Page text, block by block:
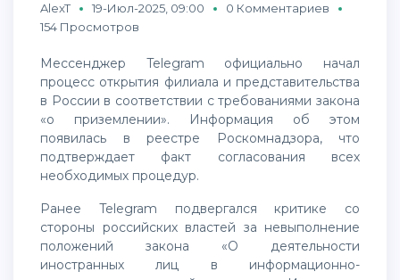
AlexT 19-Июл-2025, 09:00
0 Комментариев
154 Просмотров
Мессенджер Telegram официально начал
процесс открытия филиала и представительства
в России в соответствии с требованиями закона
«о приземлении». Информация об этом
появилась в реестре Роскомнадзора, что
подтверждает факт согласования всех
необходимых процедур.
Ранее Telegram подвергался критике со
стороны российских властей за невыполнение
положений закона «О деятельности
иностранных лиц в информационно-